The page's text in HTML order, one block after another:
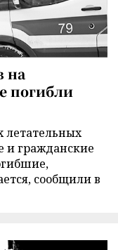
на
погибли
летательных
и гражданские
сообщили в